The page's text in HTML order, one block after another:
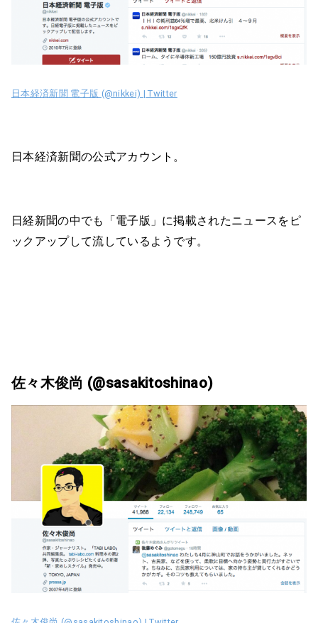
日本経済新聞 電子版 (@nikkei) | Twitter
日本経済新聞の公式アカウント。
日経新聞の中でも「電子版」に掲載されたニュースをピ
ックアップして流しているようです。
佐々木俊尚 (@sasakitoshinao)